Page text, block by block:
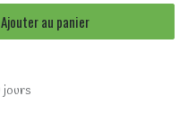
Ajouter au panier
jours